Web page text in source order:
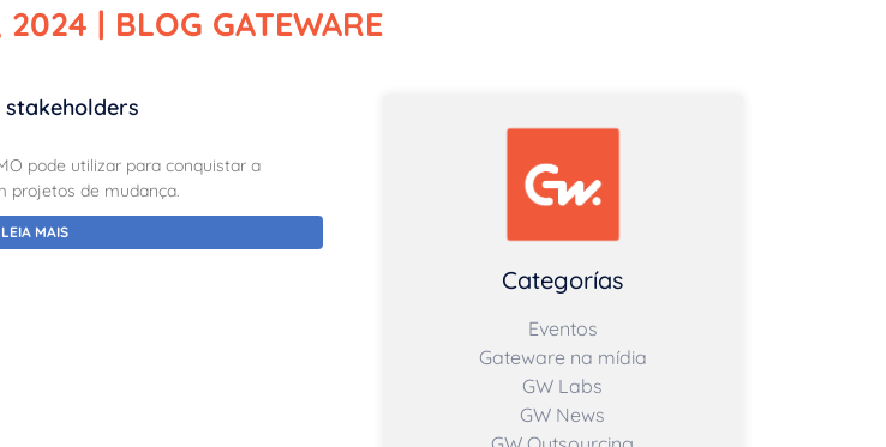
| BLOG GATEWARE
stakeholders
pode utilizar para conquistar a
projetos de mudança.
LEIA MAIS
Categorías
Eventos
Gateware na mídia
GW Labs
GW News